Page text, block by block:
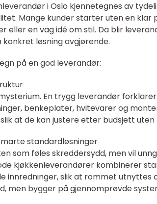
i Oslo kjennetegnes av
Mange kunder starter uten en klar
eller en vag idé om stil. Da blir
løsning avgjørende.
på en god leverandør:
En trygg leverandør
benkeplater, hvitevarer og
at de kan justere etter budsjett uten
standardløsninger
som føles skreddersydd, men vil
kjøkkenleverandører kombinerer
innredninger, slik at rommet utnyttes
men bygger på gjennomprøvde